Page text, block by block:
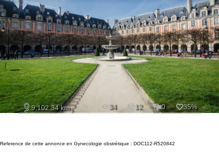
9,102.34 km 34 12 0 35%
Reference de cette annonce en Gynecologie obstrétique : DOC112-R520842